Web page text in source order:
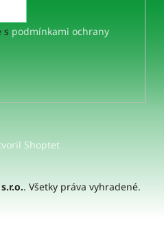
s podmínkami ochrany
Shoptet
. Všetky práva vyhradené.